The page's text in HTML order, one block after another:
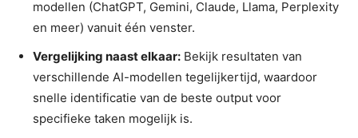
modellen (ChatGPT, Gemini, Claude, Llama, Perplexity
en meer) vanuit één venster.
Vergelijking naast elkaar: Bekijk resultaten van
verschillende AI-modellen tegelijkertijd, waardoor
snelle identificatie van de beste output voor
specifieke taken mogelijk is.